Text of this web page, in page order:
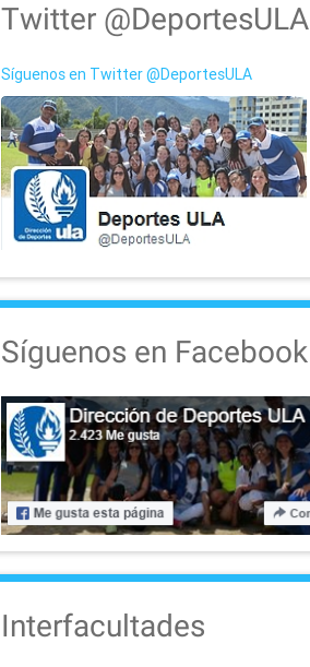
Twitter @DeportesULA
Síguenos en Twitter @DeportesULA
Síguenos en Facebook
Interfacultades